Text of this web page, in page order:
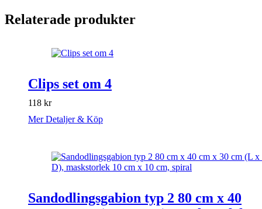
Relaterade produkter
Clips set om 4
118 kr
Mer Detaljer & Köp
Sandodlingsgabion typ 2 80 cm x 40